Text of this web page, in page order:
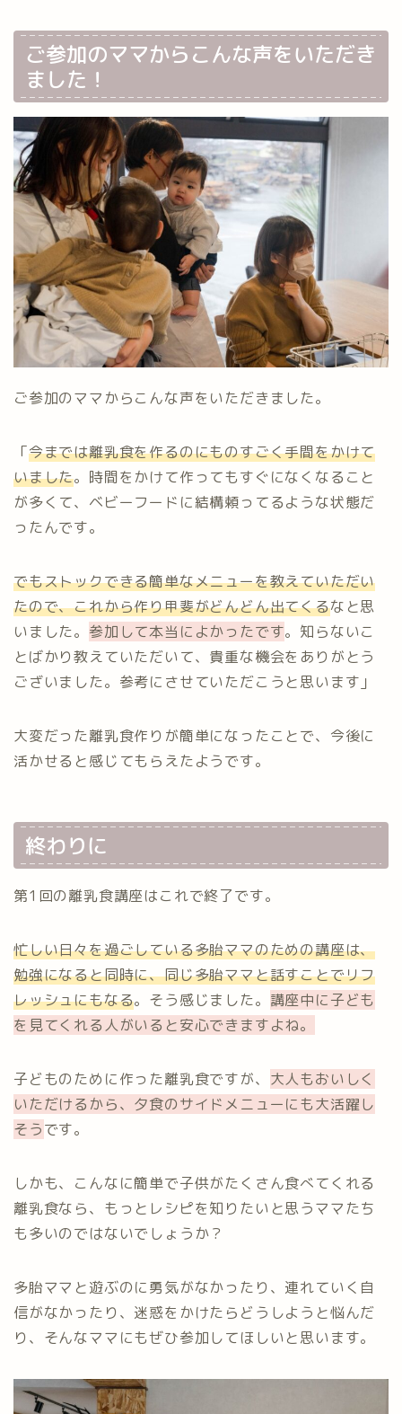
ご参加のママからこんな声をいただき
ました！
ご参加のママからこんな声をいただきました。
「今までは離乳食を作るのにものすごく手間をかけて
いました。時間をかけて作ってもすぐになくなること
が多くて、ベビーフードに結構頼ってるような状態だ
ったんです。
でもストックできる簡単なメニューを教えていただい
たので、これから作り甲斐がどんどん出てくるなと思
いました。 参加して本当によかったです。知らないこ
とばかり教えていただいて、貴重な機会をありがとう
ございました。参考にさせていただこうと思います」
大変だった離乳食作りが簡単になったことで、今後に
活かせると感じてもらえたようです。
終わりに
第1回の離乳食講座はこれで終了です。
忙しい日々を過ごしている多胎ママのための講座は、
勉強になると同時に、同じ多胎ママと話すことでリフ
レッシュにもなる。そう感じました。 講座中に子ども
を見てくれる人がいると安心できますよね。
子どものために作った離乳食ですが、 大人もおいしく
いただけるから、 夕食のサイドメニューにも大活躍し
そうです。
しかも、こんなに簡単で子供がたくさん食べてくれる
離乳食なら、もっとレシピを知りたいと思うママたち
も多いのではないでしょうか？
多胎ママと遊ぶのに勇気がなかったり、連れていく自
信がなかったり、迷惑をかけたらどうしようと悩んだ
り、そんなママにもぜひ参加してほしいと思います。